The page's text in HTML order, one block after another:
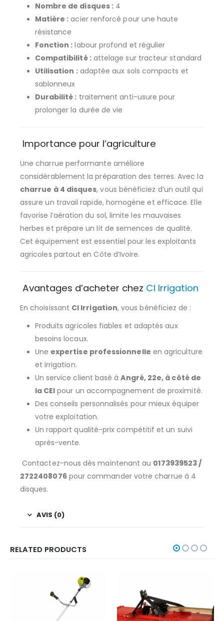
Nombre de disques : 4
Matière : acier renforcé pour une haute
résistance
Fonction : labour profond et régulier
Compatibilité :attelage sur tracteur standard
Utilisation :adaptée aux sols compacts et
sablonneux
Durabilité : traitement anti-usure pour
prolonger la durée de vie
Importance pour l’agriculture
Une charrue performante améliore
considérablement la préparation des terres. Avec la
charrue à 4 disques, vous bénéficiez d’un outil qui
assure un travail rapide, homogène et efficace. Elle
favorise l’aération du sol, limite les mauvaises
herbes et prépare un lit de semences de qualité.
Cet équipement est essentiel pour les exploitants
agricoles partout en Côte d’Ivoire.
Avantages d’acheter chez CI Irrigation
En choisissant CI Irrigation, vous bénéficiez de :
Produits agricoles fiables et adaptés aux
besoins locaux.
Une expertise professionnelle en agriculture
et irrigation.
Un service client basé àAngré, 22e, à côté de
la CEI pour un accompagnement de proximité.
Des conseils personnalisés pour mieux équiper
votre exploitation.
Un rapport qualité-prix compétitif et un suivi
après-vente.
Contactez-nous dès maintenant au 0173939523 /
2722408076pour commander votre charrue à 4
disques.
AVIS (0)
RELATED PRODUCTS